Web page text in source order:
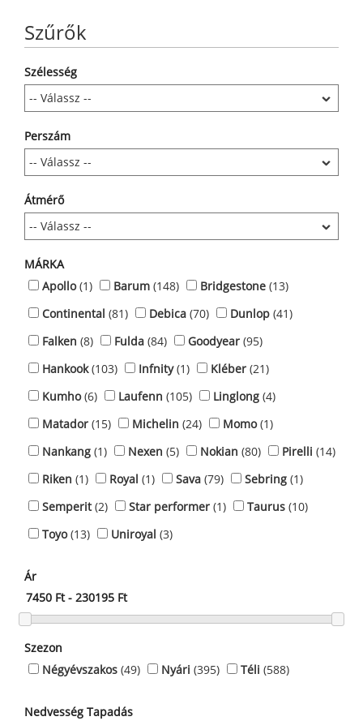
Szűrők
Szélesség
Perszám
Átmérő
MÁRKA
Apollo(1) Barum (148) Bridgestone (13)
Continental (81) Debica (70) Dunlop (41)
Falken (8) Fulda (84) Goodyear (95)
Hankook(103) Infnity(1) Kléber (21)
Kumho(6) Laufenn (105) Linglong (4)
Matador (15) Michelin (24) Momo(1)
Nankang (1) Nexen (5) Nokian (80) Pirelli (14)
Riken (1) Royal (1) Sava (79) Sebring (1)
Semperit(2) Star performer (1) Taurus (10)
Toyo(13) Uniroyal (3)
Ár
Szezon
Négyévszakos (49) Nyári (395) Téli (588)
Nedvesség Tapadás